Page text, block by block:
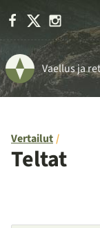
Facebook
Vaellus ja
Vertailut
Teltat